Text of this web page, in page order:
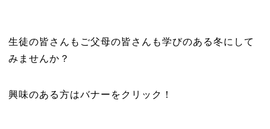
生徒の皆さんもご父母の皆さんも学びのある冬にして
みませんか？
興味のある方はバナーをクリック！